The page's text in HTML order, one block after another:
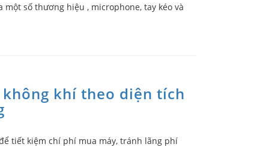
số thương hiệu , microphone, tay kéo và
khí theo diện tích
tiết kiệm chí phí mua máy, tránh lãng phí